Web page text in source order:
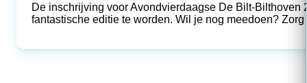
De inschrijving voor Avondvierdaagse De Bilt-
fantastische editie te worden. Wil je nog meedoen?